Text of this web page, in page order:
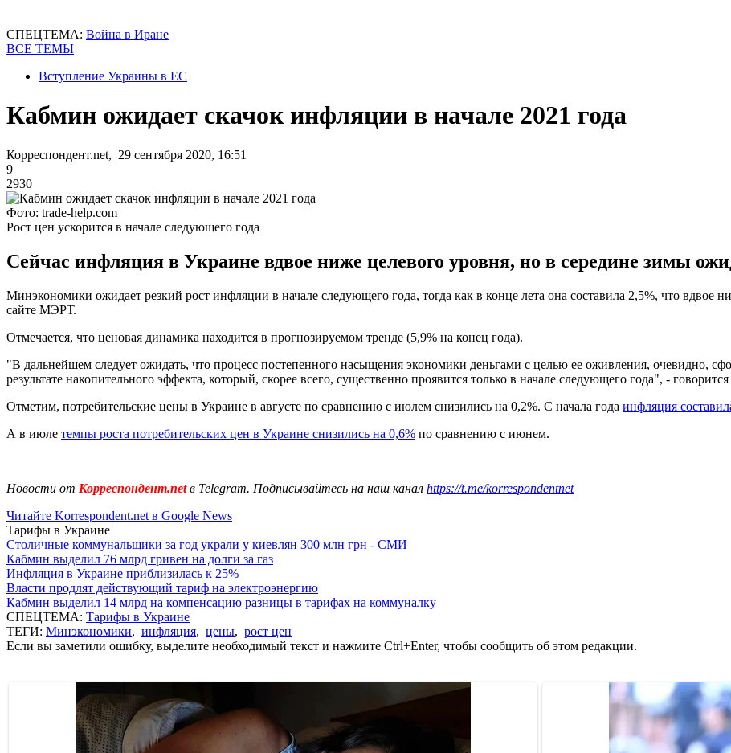
СПЕЦТЕМА: Война в Иране
ВСЕ ТЕМЫ
Вступление Украины в ЕС
Кабмин ожидает скачок инфляции в начале 2021 года
Корреспондент.net, 29 сентября 2020, 16:51
9
2930
Фото: trade-help.com
Рост цен ускорится в начале следующего года
Сейчас инфляция в Украине вдвое ниже целевого уровня, но в середине зимы
Минэкономики ожидает резкий рост инфляции в начале следующего года, тогда как в конце лета она составила 2,5%, что вдвое
сайте МЭРТ.
Отмечается, что ценовая динамика находится в прогнозируемом тренде (5,9% на конец года).
"В дальнейшем следует ожидать, что процесс постепенного насыщения экономики деньгами с целью ее оживления, очевидно,
результате накопительного эффекта, который, скорее всего, существенно проявится только в начале следующего года", -
Отметим, потребительские цены в Украине в августе по сравнению с июлем снизились на 0,2%. С начала года инфляция
А в июле темпы роста потребительских цен в Украине снизились на 0,6% по сравнению с июнем.
Новости от Корреспондент.netв Telegram. Подписывайтесь на наш канал https://t.me/korrespondentnet
Читайте Korrespondent.net в Google News
Тарифы в Украине
Столичные коммунальщики за год украли у киевлян 300 млн грн - СМИ
Кабмин выделил 76 млрд гривен на долги за газ
Инфляция в Украине приблизилась к 25%
Власти продлят действующий тариф на электроэнергию
Кабмин выделил 14 млрд на компенсацию разницы в тарифах на коммуналку
СПЕЦТЕМА: Тарифы в Украине
ТЕГИ: Минэкономики, инфляция, цены, рост цен
Если вы заметили ошибку, выделите необходимый текст и нажмите Ctrl+Enter, чтобы сообщить об этом редакции.